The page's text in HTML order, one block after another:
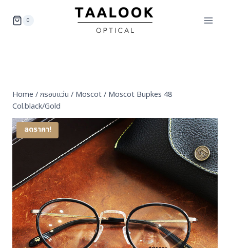
0
Home /กรอบแว่น / Moscot/ Moscot Bupkes 48
Col.black/Gold
ลดราคา!